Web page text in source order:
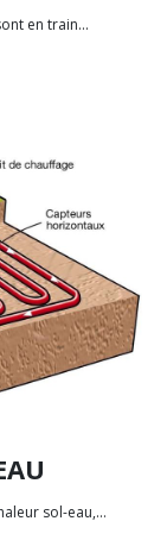
en train...
sol-eau,...